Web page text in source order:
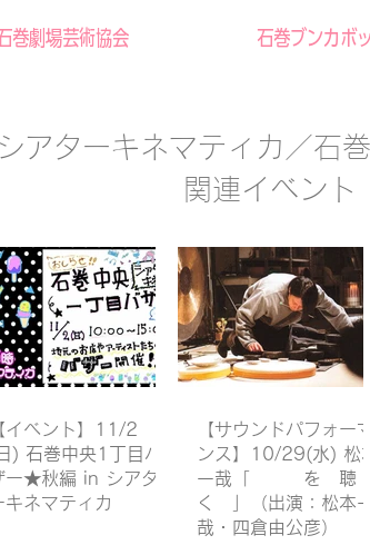
巻劇場芸術協会 石巻ブンカボ
シアターキネマティカ／​石
関連イベント
イベント】11/2
) 石巻中央1丁目バ
ー★秋編 in シアタ
キネマティカ
【サウンドパフォーマ
ンス】10/29(水) 松本
一哉「 を 聴
く 」（出演：松本一
哉・四倉由公彦）